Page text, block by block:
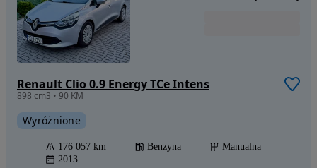
Renault Clio 0.9 Energy TCe Intens
898 cm3 • 90 KM
Wyróżnione
176 057 km Benzyna
Manualna
2013